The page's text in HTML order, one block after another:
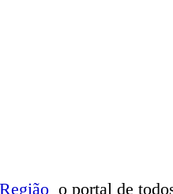
o portal de